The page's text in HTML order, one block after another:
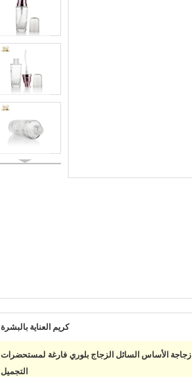
كريم العناية بالبشرة
F019 30ml زجاجة الأساس السائل الزجاج بلوري فارغة لمستحضرات
التجميل